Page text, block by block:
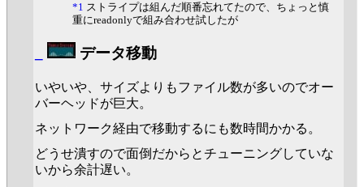
*1 ストライプは組んだ順番忘れてたので、ちょっと慎
重にreadonlyで組み合わせ試したが
データ移動
いやいや、サイズよりもファイル数が多いのでオー
バーヘッドが巨大。
ネットワーク経由で移動するにも数時間かかる。
どうせ潰すので面倒だからとチューニングしていな
いから余計遅い。